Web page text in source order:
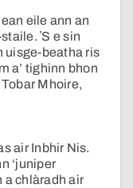
eile ann an
ʼS e sin
uisge-beatha ris
a’ tighinn bhon
Mhoire,
air Inbhir Nis.
‘juniper
a chlàradh air